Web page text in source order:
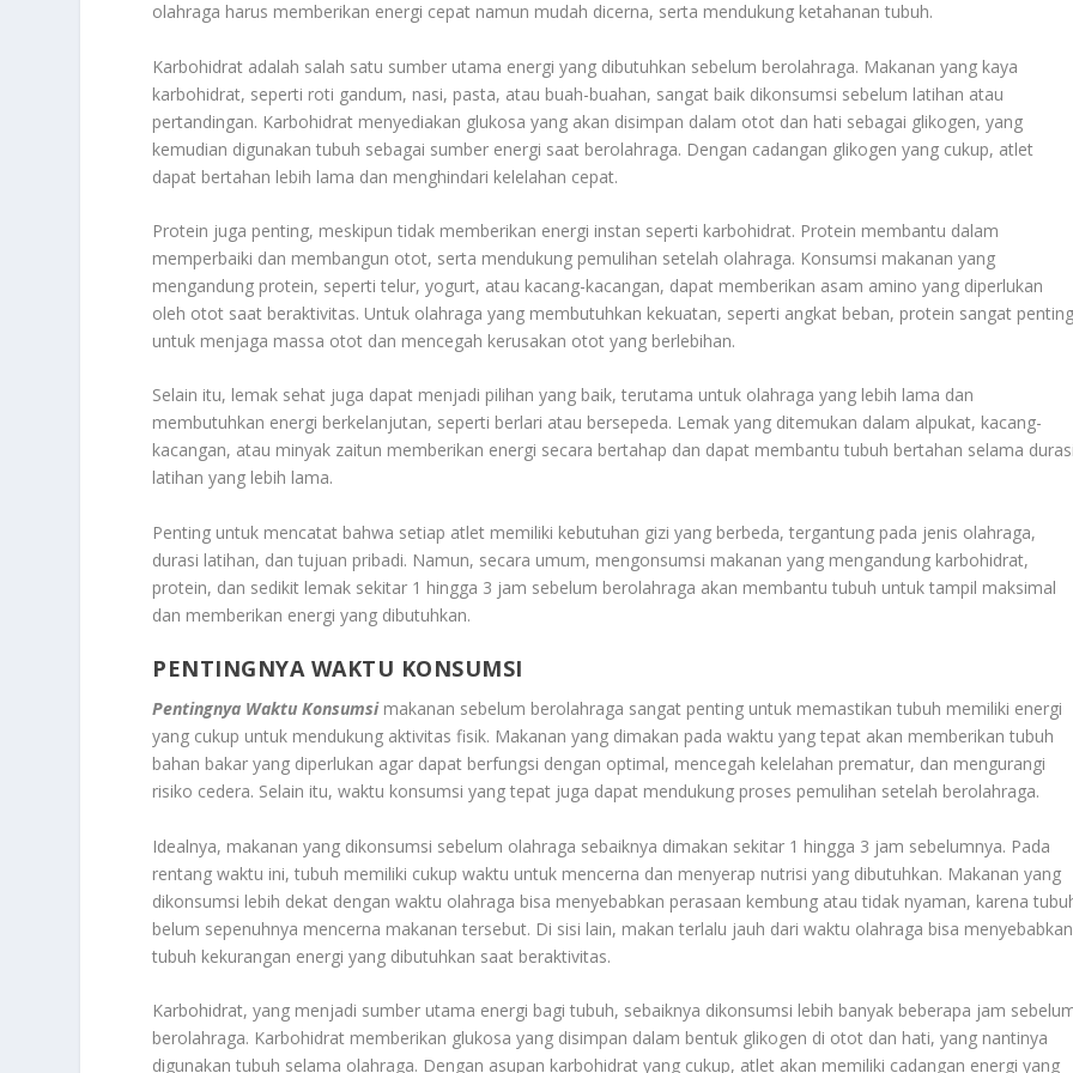
olahraga harus memberikan energi cepat namun mudah dicerna, serta mendukung ketahanan tubuh.
Karbohidrat adalah salah satu sumber utama energi yang dibutuhkan sebelum berolahraga. Makanan yang kaya
karbohidrat, seperti roti gandum, nasi, pasta, atau buah-buahan, sangat baik dikonsumsi sebelum latihan atau
pertandingan. Karbohidrat menyediakan glukosa yang akan disimpan dalam otot dan hati sebagai glikogen, yang
kemudian digunakan tubuh sebagai sumber energi saat berolahraga. Dengan cadangan glikogen yang cukup, atlet
dapat bertahan lebih lama dan menghindari kelelahan cepat.
Protein juga penting, meskipun tidak memberikan energi instan seperti karbohidrat. Protein membantu dalam
memperbaiki dan membangun otot, serta mendukung pemulihan setelah olahraga. Konsumsi makanan yang
mengandung protein, seperti telur, yogurt, atau kacang-kacangan, dapat memberikan asam amino yang diperlukan
oleh otot saat beraktivitas. Untuk olahraga yang membutuhkan kekuatan, seperti angkat beban, protein sangat
untuk menjaga massa otot dan mencegah kerusakan otot yang berlebihan.
Selain itu, lemak sehat juga dapat menjadi pilihan yang baik, terutama untuk olahraga yang lebih lama dan
membutuhkan energi berkelanjutan, seperti berlari atau bersepeda. Lemak yang ditemukan dalam alpukat, kacang-
kacangan, atau minyak zaitun memberikan energi secara bertahap dan dapat membantu tubuh bertahan selama
latihan yang lebih lama.
Penting untuk mencatat bahwa setiap atlet memiliki kebutuhan gizi yang berbeda, tergantung pada jenis olahraga,
durasi latihan, dan tujuan pribadi. Namun, secara umum, mengonsumsi makanan yang mengandung karbohidrat,
protein, dan sedikit lemak sekitar 1 hingga 3 jam sebelum berolahraga akan membantu tubuh untuk tampil maksimal
dan memberikan energi yang dibutuhkan.
PENTINGNYA WAKTU KONSUMSI
Pentingnya Waktu Konsumsimakanan sebelum berolahraga sangat penting untuk memastikan tubuh memiliki energi
yang cukup untuk mendukung aktivitas fisik. Makanan yang dimakan pada waktu yang tepat akan memberikan tubuh
bahan bakar yang diperlukan agar dapat berfungsi dengan optimal, mencegah kelelahan prematur, dan mengurangi
risiko cedera. Selain itu, waktu konsumsi yang tepat juga dapat mendukung proses pemulihan setelah berolahraga.
Idealnya, makanan yang dikonsumsi sebelum olahraga sebaiknya dimakan sekitar 1 hingga 3 jam sebelumnya. Pada
rentang waktu ini, tubuh memiliki cukup waktu untuk mencerna dan menyerap nutrisi yang dibutuhkan. Makanan yang
dikonsumsi lebih dekat dengan waktu olahraga bisa menyebabkan perasaan kembung atau tidak nyaman, karena
belum sepenuhnya mencerna makanan tersebut. Di sisi lain, makan terlalu jauh dari waktu olahraga bisa menyebabkan
tubuh kekurangan energi yang dibutuhkan saat beraktivitas.
Karbohidrat, yang menjadi sumber utama energi bagi tubuh, sebaiknya dikonsumsi lebih banyak beberapa jam
berolahraga. Karbohidrat memberikan glukosa yang disimpan dalam bentuk glikogen di otot dan hati, yang nantinya
digunakan tubuh selama olahraga. Dengan asupan karbohidrat yang cukup, atlet akan memiliki cadangan energi yang